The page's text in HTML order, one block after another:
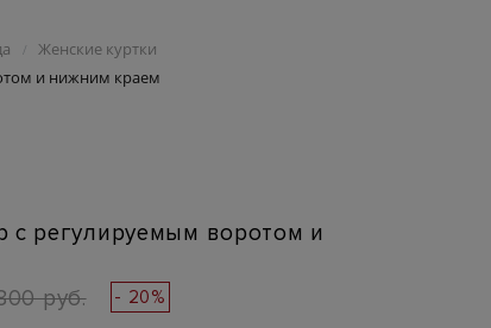
/ Женские куртки
и нижним краем
с регулируемым воротом и
руб. - 20%